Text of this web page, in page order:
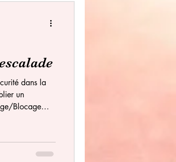
dans la
un
Blocage
à la
| assureuse.